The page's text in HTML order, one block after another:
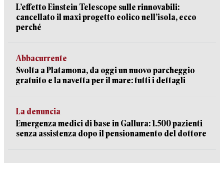
L’effetto Einstein Telescope sulle rinnovabili:
cancellato il maxi progetto eolico nell’isola, ecco
perché
Abbacurrente
Svolta a Platamona, da oggi un nuovo parcheggio
gratuito e la navetta per il mare: tutti i dettagli
La denuncia
Emergenza medici di base in Gallura: 1.500 pazienti
senza assistenza dopo il pensionamento del dottore